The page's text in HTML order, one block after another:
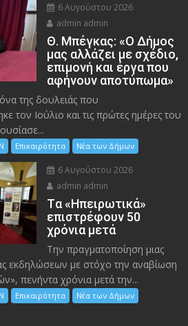
6 Αυγούστου 2026
admin admin
Θ. Μπέγκας: «Ο Δήμος
μας αλλάζει με σχέδιο,
επιμονή και έργα που
αφήνουν αποτύπωμα»
της δουλειάς που
τον Ιούλιο και τις πρώτες ημέρες του
Επικαιρότητα Νέα των Δήμων
6 Αυγούστου 2026
admin admin
Tα «Ηπειρωτικά»
επιστρέφουν 50
χρόνια μετά
Την πραγματοποίηση μιας
εκδηλώσεων με στόχο την αναβίωση
πενήντα χρόνια μετά την...
Επικαιρότητα
Νέα των Δήμων